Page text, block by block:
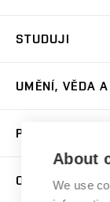
Přijímačky
Dny otevřených
Přípravné kurzy
Studium bez
Katedra teorií a
STUDUJI
Časový plán studia
Studijní předpisy
Studium a stáže
UMĚNÍ, VĚDA
Publikační činnost
PRO VEŘEJNOST
Letní školy a
Nakladatelská a
O FAKULTĚ
About
We use